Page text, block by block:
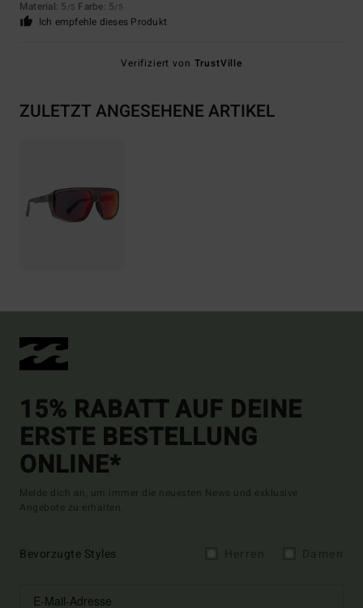
Material: 5 /5 Farbe: 5/5
Ich empfehle dieses Produkt
Verifiziert von TrustVille
ZULETZT ANGESEHENE ARTIKEL
15% RABATT AUF DEINE
ERSTE BESTELLUNG
ONLINE*
Melde dich an, um immer die neuesten News und exklusive
Angebote zu erhalten.
Bevorzugte Styles